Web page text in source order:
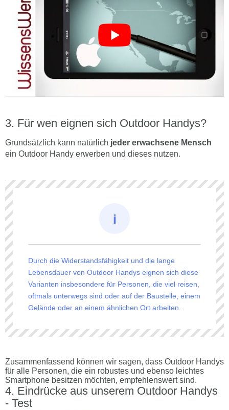
Für wen eignen sich Outdoor Handys?
Grundsätzlich kann natürlich jeder erwachsene Mensch
ein Outdoor Handy erwerben und dieses nutzen.
Durch die Widerstandsfähigkeit und die lange
Lebensdauer von Outdoor Handys eignen sich diese
Varianten insbesondere für Personen, die viel reisen,
oftmals unterwegs sind oder auf der Baustelle, einem
Gelände oder an einem ähnlichen Ort arbeiten.
Zusammenfassend können wir sagen, dass Outdoor Handys
für alle Personen, die ein robustes und ebenso leichtes
Smartphone besitzen möchten, empfehlenswert sind.
Eindrücke aus unserem Outdoor Handys
- Test